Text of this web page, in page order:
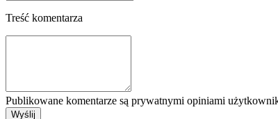
Treść komentarza
Publikowane komentarze są prywatnymi opiniami